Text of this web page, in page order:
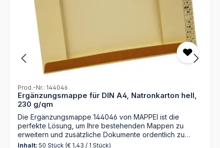
Prod.-Nr.: 144046
Ergänzungsmappe für DIN A4, Natronkarton hell,
230 g/qm
Die Ergänzungsmappe 144046 von MAPPEI ist die
perfekte Lösung, um Ihre bestehenden Mappen zu
erweitern und zusätzliche Dokumente ordentlich zu
archivieren. Hergestellt aus strapazierfähigem
Inhalt: 50 Stück (€ 1,43 / 1 Stück)